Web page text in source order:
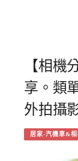
【相機
享。類
外拍攝
居家-汽機車&